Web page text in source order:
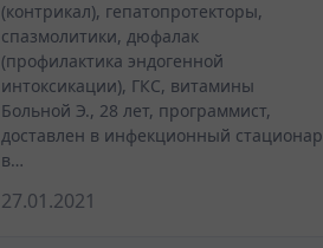
(контрикал), гепатопротекторы,
спазмолитики, дюфалак
(профилактика эндогенной
интоксикации), ГКС, витамины
Больной Э., 28 лет, программист,
доставлен в инфекционный стационар
в…
27.01.2021